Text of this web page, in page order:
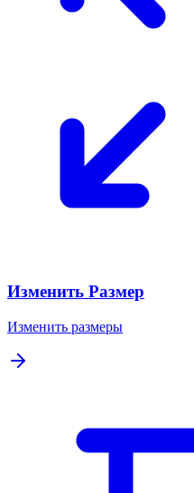
Изменить Размер
Изменить размеры